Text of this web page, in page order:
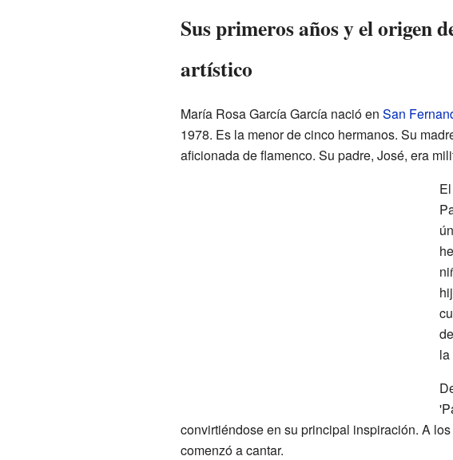
Sus primeros años y el origen
artístico
María Rosa García García nació en San
1978. Es la menor de cinco hermanos. Su
aficionada de flamenco. Su padre, José, era
convirtiéndose en su principal inspiración. A
comenzó a cantar.